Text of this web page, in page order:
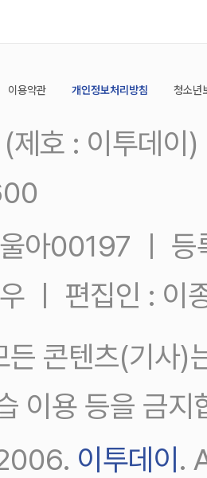
이용약관 개인정보처리방침 청소년
제호 : 이투데
아00197 ㅣ
ㅣ 편집인 : 이
든 콘텐츠(기사)
이용 등을 금지
이투데이.